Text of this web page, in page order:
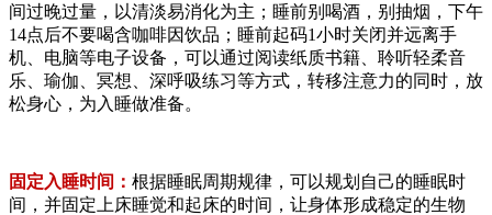
间过晚过量，以清淡易消化为主；睡前别喝酒，别抽烟，下午
14点后不要喝含咖啡因饮品；睡前起码1小时关闭并远离手
机、电脑等电子设备，可以通过阅读纸质书籍、聆听轻柔音
乐、瑜伽、冥想、深呼吸练习等方式，转移注意力的同时，放
松身心，为入睡做准备。
固定入睡时间： 根据睡眠周期规律，可以规划自己的睡眠时
间，并固定上床睡觉和起床的时间，让身体形成稳定的生物